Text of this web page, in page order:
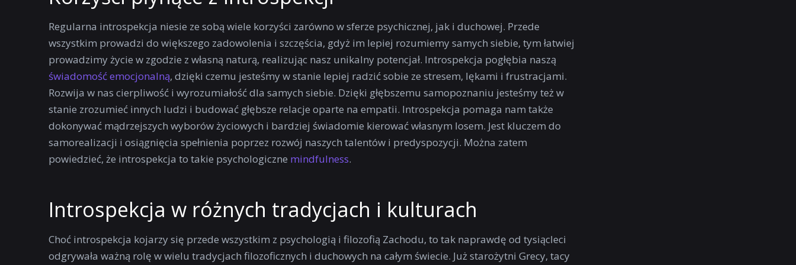
Regularna introspekcja niesie ze sobą wiele korzyści zarówno w sferze psychicznej, jak i duchowej. Przede
wszystkim prowadzi do większego zadowolenia i szczęścia, gdyż im lepiej rozumiemy samych siebie, tym łatwiej
prowadzimy życie w zgodzie z własną naturą, realizując nasz unikalny potencjał. Introspekcja pogłębia naszą
świadomość emocjonalną, dzięki czemu jesteśmy w stanie lepiej radzić sobie ze stresem, lękami i frustracjami.
Rozwija w nas cierpliwość i wyrozumiałość dla samych siebie. Dzięki głębszemu samopoznaniu jesteśmy też w
stanie zrozumieć innych ludzi i budować głębsze relacje oparte na empatii. Introspekcja pomaga nam także
dokonywać mądrzejszych wyborów życiowych i bardziej świadomie kierować własnym losem. Jest kluczem do
samorealizacji i osiągnięcia spełnienia poprzez rozwój naszych talentów i predyspozycji. Można zatem
powiedzieć, że introspekcja to takie psychologiczne mindfulness.
Introspekcja w różnych tradycjach i kulturach
Choć introspekcja kojarzy się przede wszystkim z psychologią i filozofią Zachodu, to tak naprawdę od tysiącleci
odgrywała ważną rolę w wielu tradycjach filozoficznych i duchowych na całym świecie. Już starożytni Grecy, tacy